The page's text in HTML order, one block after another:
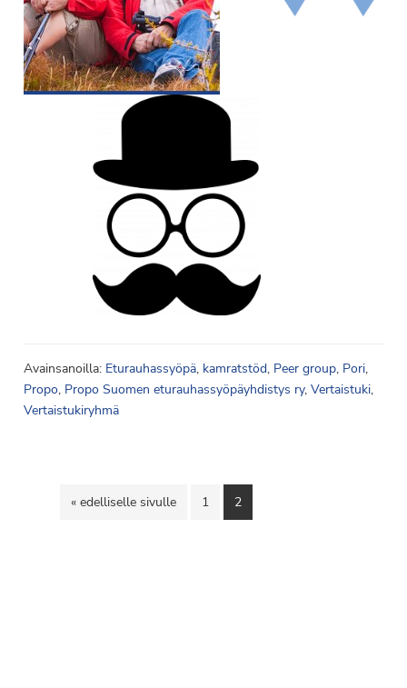
Avainsanoilla: Eturauhassyöpä, kamratstöd, Peer group, Pori,
Propo, Propo Suomen eturauhassyöpäyhdistys ry, Vertaistuki,
Vertaistukiryhmä
« Siirry
edelliselle sivulle Sivu
1 Sivu
2